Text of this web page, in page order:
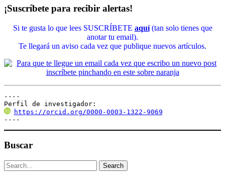
¡Suscríbete para recibir alertas!
Si te gusta lo que lees SUSCRÍBETE aquí(tan solo tienes que
anotar tu email).
Te llegará un aviso cada vez que publique nuevos artículos.
----
Perfil de investigador:
https://orcid.org/0000-0003-1322-9069
----
Buscar